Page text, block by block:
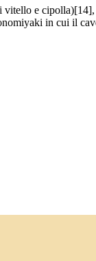
e cipolla)[14],
in cui il